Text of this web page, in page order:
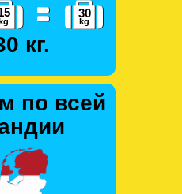
кг.
по всей